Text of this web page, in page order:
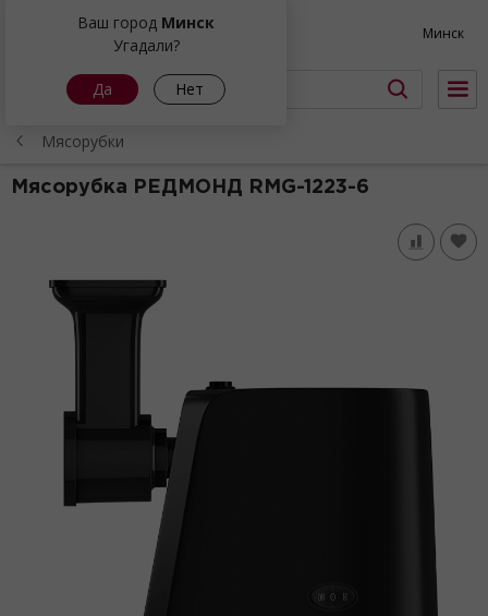
Ваш город Минск
Угадали?
Да Нет
Минск
Мясорубки
Мясорубка РЕДМОНД RMG-1223-6